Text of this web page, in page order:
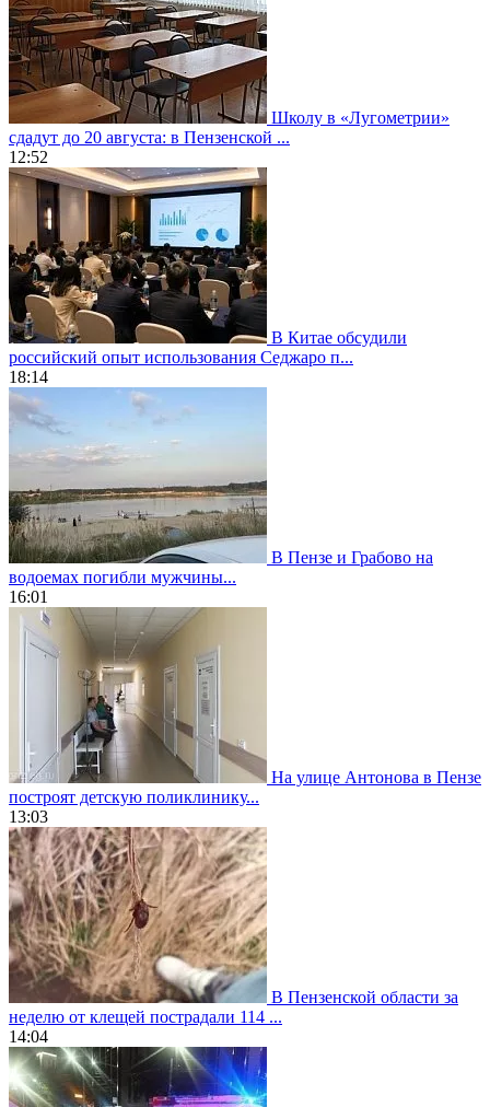
Школу в «Лугометрии»
сдадут до 20 августа: в Пензенской ...
12:52
В Китае обсудили
российский опыт использования Седжаро п...
18:14
В Пензе и Грабово на
водоемах погибли мужчины...
16:01
На улице Антонова в Пензе
построят детскую поликлинику...
13:03
В Пензенской области за
неделю от клещей пострадали 114 ...
14:04